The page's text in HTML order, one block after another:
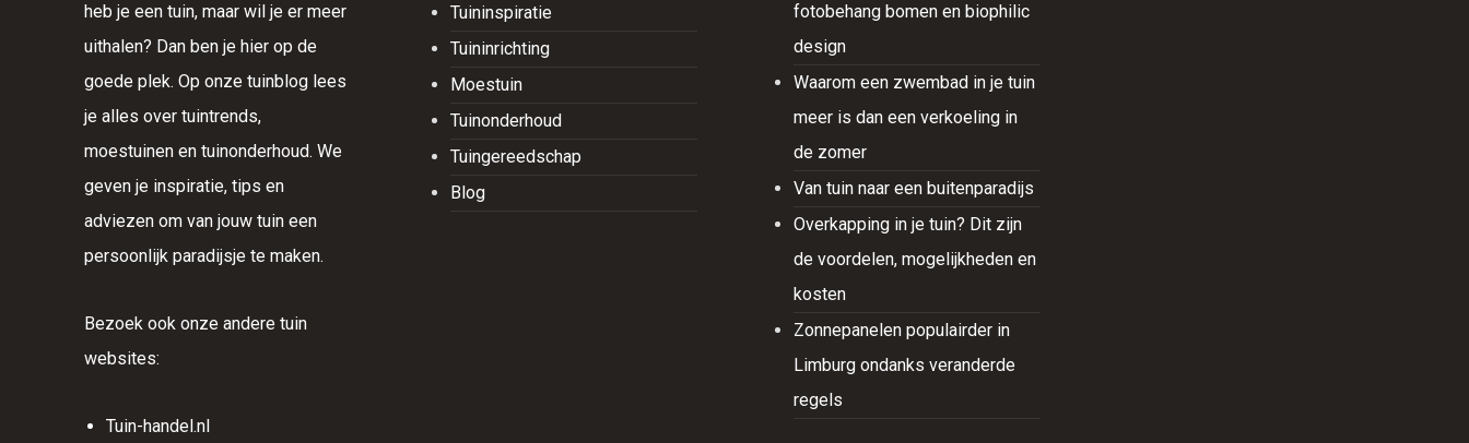
heb je een tuin, maar wil je er meer
uithalen? Dan ben je hier op de
goede plek. Op onze tuinblog lees
je alles over tuintrends,
moestuinen en tuinonderhoud. We
geven je inspiratie, tips en
adviezen om van jouw tuin een
persoonlijk paradijsje te maken.
Bezoek ook onze andere tuin
websites:
Tuin-handel.nl
Tuininspiratie
Tuininrichting
Moestuin
Tuinonderhoud
Tuingereedschap
Blog
fotobehang bomen en biophilic
design
Waarom een zwembad in je tuin
meer is dan een verkoeling in
de zomer
Van tuin naar een buitenparadijs
Overkapping in je tuin? Dit zijn
de voordelen, mogelijkheden en
kosten
Zonnepanelen populairder in
Limburg ondanks veranderde
regels